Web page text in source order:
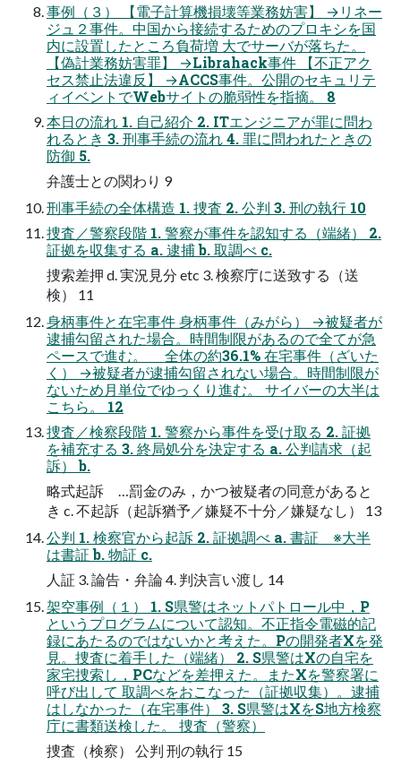
事例（３） 【電子計算機損壊等業務妨害】 →リネー
ジュ２事件。中国から接続するためのプロキシを国
内に設置したところ負荷増 大でサーバが落ちた。
【偽計業務妨害罪】 →Librahack事件 【不正アク
セス禁止法違反】 →ACCS事件。公開のセキュリテ
ィイベントでWebサイトの脆弱性を指摘。 8
本日の流れ 1. 自己紹介 2. ITエンジニアが罪に問わ
れるとき 3. 刑事手続の流れ 4. 罪に問われたときの
防御 5.
弁護士との関わり 9
刑事手続の全体構造 1. 捜査 2. 公判 3. 刑の執行 10
捜査／警察段階 1. 警察が事件を認知する（端緒） 2.
証拠を収集する a. 逮捕 b. 取調べ c.
捜索差押 d. 実況見分 etc 3. 検察庁に送致する（送
検） 11
身柄事件と在宅事件 身柄事件（みがら） →被疑者が
逮捕勾留された場合。時間制限があるので全てが急
ペースで進む。 全体の約36.1% 在宅事件（ざいた
く） →被疑者が逮捕勾留されない場合。時間制限が
ないため月単位でゆっくり進む。 サイバーの大半は
こちら。 12
捜査／検察段階 1. 警察から事件を受け取る 2. 証拠
を補充する 3. 終局処分を決定する a. 公判請求（起
訴） b.
略式起訴 …罰金のみ，かつ被疑者の同意があると
き c. 不起訴（起訴猶予／嫌疑不十分／嫌疑なし） 13
公判 1. 検察官から起訴 2. 証拠調べ a. 書証 ※大半
は書証 b. 物証 c.
人証 3. 論告・弁論 4. 判決言い渡し 14
架空事例（１） 1. S県警はネットパトロール中，P
というプログラムについて認知。不正指令電磁的記
録にあたるのではないかと考えた。Pの開発者Xを発
見。捜査に着手した（端緒） 2. S県警はXの自宅を
家宅捜索し，PCなどを差押えた。またXを警察署に
呼び出して 取調べをおこなった（証拠収集）。逮捕
はしなかった（在宅事件） 3. S県警はXをS地方検察
庁に書類送検した。 捜査（警察）
捜査（検察） 公判 刑の執行 15